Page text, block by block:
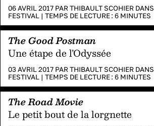
06 AVRIL 2017 PARTHIBAULT SCOHIER DANS
FESTIVAL | TEMPS DE LECTURE : 6 MINUTES
The Good Postman
Une étape de l’Odyssée
03 AVRIL 2017 PARTHIBAULT SCOHIER DANS
FESTIVAL | TEMPS DE LECTURE : 6 MINUTES
The Road Movie
Le petit bout de la lorgnette